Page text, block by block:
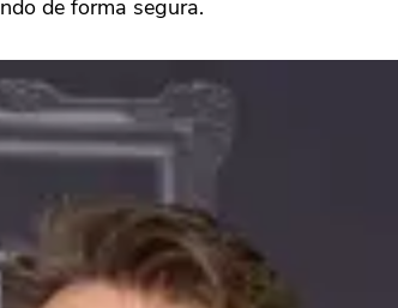
de forma segura.